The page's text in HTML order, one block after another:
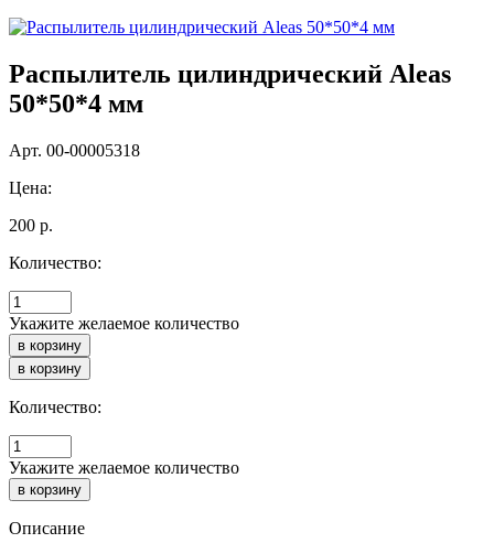
Распылитель цилиндрический Aleas
50*50*4 мм
Арт. 00-00005318
Цена:
200 р.
Количество:
Укажите желаемое количество
Количество:
Укажите желаемое количество
Описание